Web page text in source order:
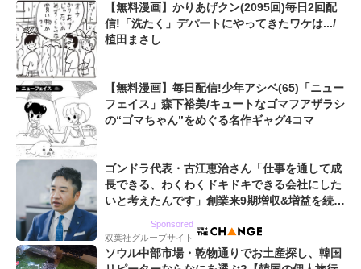
【無料漫画】かりあげクン(2095回)毎日2回配
信!「洗たく」デパートにやってきたワケは.../
植田まさし
【無料漫画】毎日配信!少年アシベ(65)「ニュー
フェイス」森下裕美/キュートなゴマフアザラシ
の“ゴマちゃん”をめぐる名作ギャグ4コマ
ゴンドラ代表・古江恵治さん「仕事を通して成
長できる、わくわくドキドキできる会社にした
いと考えたんです」創業来9期増収&増益を続け
Sponsored
双葉社グループサイト
ソウル中部市場・乾物通りでお土産探し、韓国